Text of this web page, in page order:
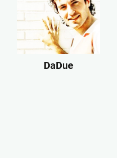
DaDue